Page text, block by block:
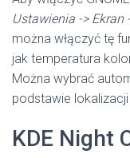
Ustawienia -> Ekran
można włączyć tę
jak temperatura
Można wybrać
podstawie
KDE Night